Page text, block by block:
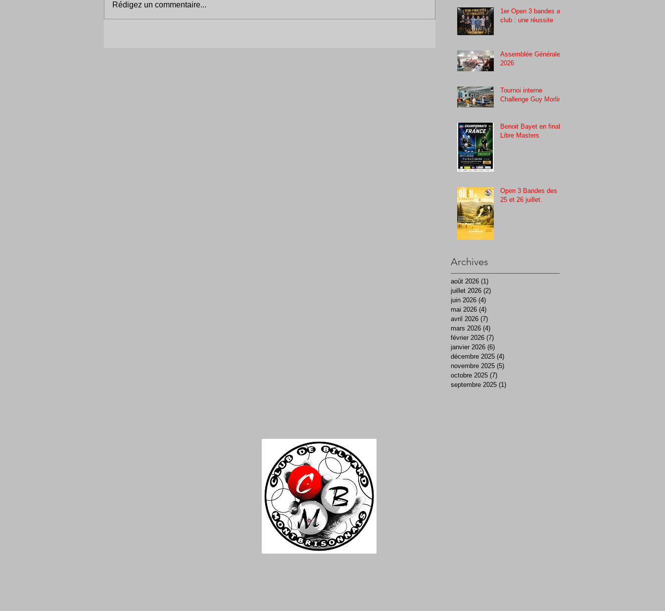
Rédigez un commentaire...
1er Open 3 bandes au
club : une réussite
Assemblée Générale
2026
Tournoi interne
Challenge Guy Morlin
Benoit Bayet en finale
Libre Masters
Open 3 Bandes des
25 et 26 juillet.
Archives
août 2026 (1)
juillet 2026 (2)
juin 2026 (4)
mai 2026 (4)
avril 2026 (7)
mars 2026 (4)
février 2026 (7)
janvier 2026 (6)
décembre 2025 (4)
novembre 2025 (5)
octobre 2025 (7)
septembre 2025 (1)